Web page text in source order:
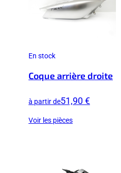
En stock
Coque arrière droite
à partir de51,90 €
Voir les pièces